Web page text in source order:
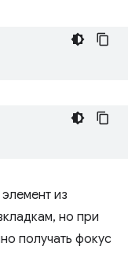
из
но при
получать фокус